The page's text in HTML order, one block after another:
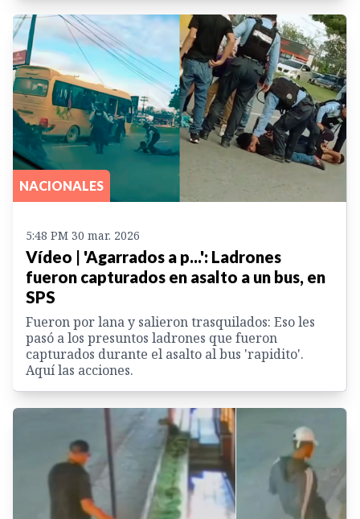
NACIONALES
5:48 PM 30 mar. 2026
Vídeo | 'Agarrados a p...': Ladrones
fueron capturados en asalto a un bus, en
SPS
Fueron por lana y salieron trasquilados: Eso les
pasó a los presuntos ladrones que fueron
capturados durante el asalto al bus 'rapidito'.
Aquí las acciones.